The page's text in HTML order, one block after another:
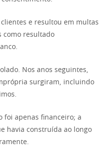
e resultou em multas
como resultado
Nos anos seguintes,
surgiram, incluindo
foi apenas financeiro; a
havia construída ao longo